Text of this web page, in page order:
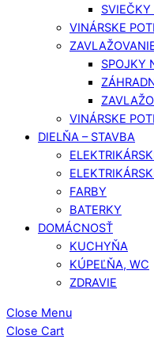
SVIEČKY
VINÁRSKE
SPOJKY
VINÁRSKE
DIELŇA – STAVBA
FARBY
BATERKY
DOMÁCNOSŤ
KUCHYŇA
KÚPEĽŇA, WC
ZDRAVIE
Close Menu
Close Cart